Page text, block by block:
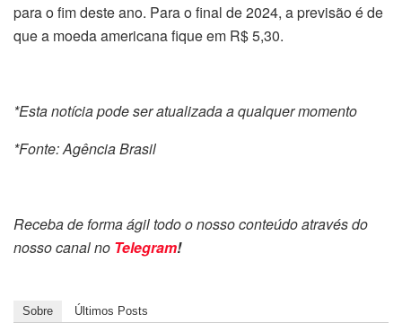
para o fim deste ano. Para o final de 2024, a previsão é de
que a moeda americana fique em R$ 5,30.
*Esta notícia pode ser atualizada a qualquer momento
*Fonte: Agência Brasil
Receba de forma ágil todo o nosso conteúdo através do
nosso canal no Telegram!
Sobre Últimos Posts